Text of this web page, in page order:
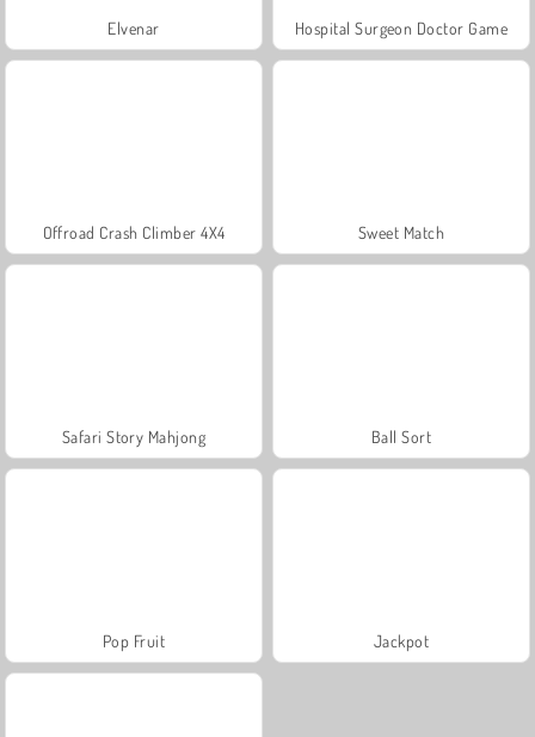
Elvenar Hospital Surgeon Doctor Game
Offroad Crash Climber 4X4 Sweet Match
Safari Story Mahjong Ball Sort
Pop Fruit Jackpot